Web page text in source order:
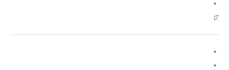
•
の
•
•